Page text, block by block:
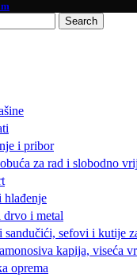
Search
i pribor
za rad i slobodno
hlađenje
i metal
sandučići, sefovi i kutije
kapija, viseća
oprema